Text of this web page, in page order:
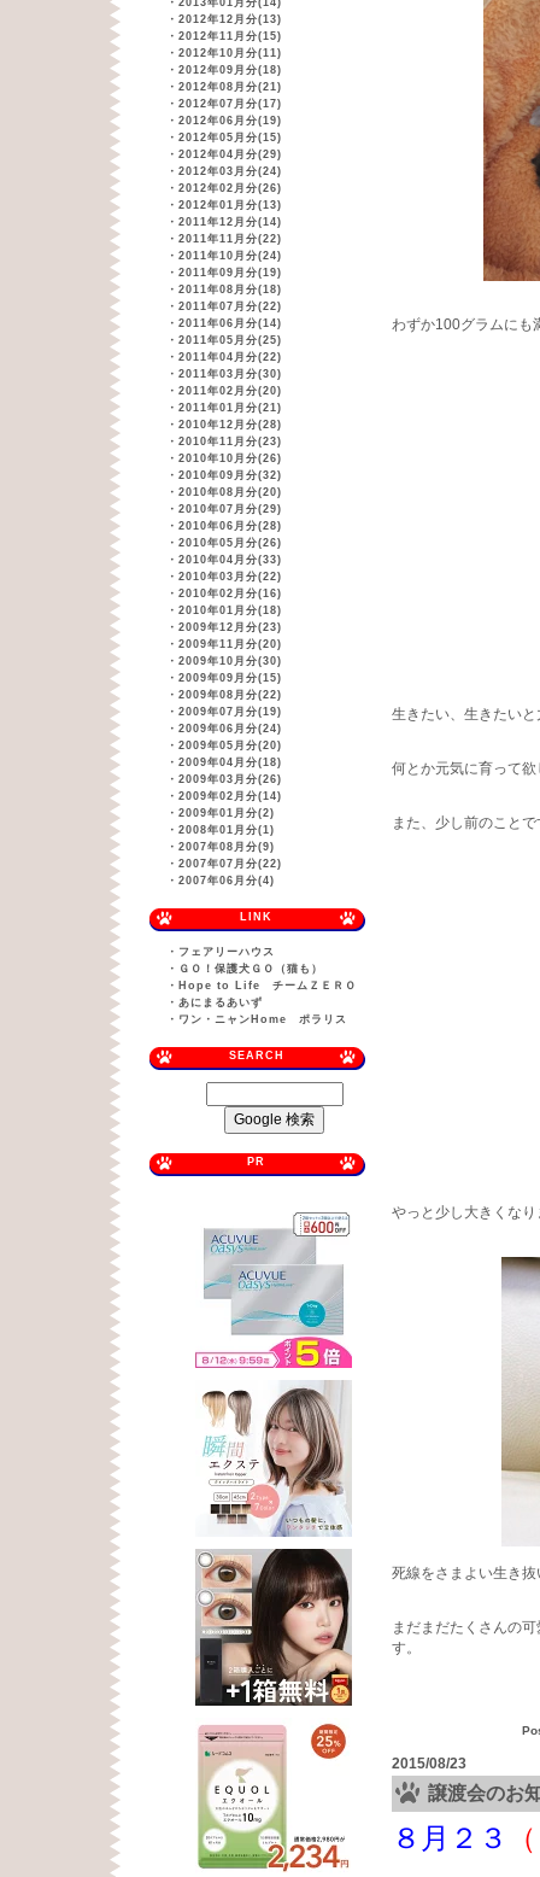
・ 2013年01月分(14)
・ 2012年12月分(13)
・ 2012年11月分(15)
・ 2012年10月分(11)
・ 2012年09月分(18)
・ 2012年08月分(21)
・ 2012年07月分(17)
・ 2012年06月分(19)
・ 2012年05月分(15)
・ 2012年04月分(29)
・ 2012年03月分(24)
・ 2012年02月分(26)
・ 2012年01月分(13)
・ 2011年12月分(14)
・ 2011年11月分(22)
・ 2011年10月分(24)
・ 2011年09月分(19)
・ 2011年08月分(18)
・ 2011年07月分(22)
・ 2011年06月分(14)
・ 2011年05月分(25)
・ 2011年04月分(22)
・ 2011年03月分(30)
・ 2011年02月分(20)
・ 2011年01月分(21)
・ 2010年12月分(28)
・ 2010年11月分(23)
・ 2010年10月分(26)
・ 2010年09月分(32)
・ 2010年08月分(20)
・ 2010年07月分(29)
・ 2010年06月分(28)
・ 2010年05月分(26)
・ 2010年04月分(33)
・ 2010年03月分(22)
・ 2010年02月分(16)
・ 2010年01月分(18)
・ 2009年12月分(23)
・ 2009年11月分(20)
・ 2009年10月分(30)
・ 2009年09月分(15)
・ 2009年08月分(22)
・ 2009年07月分(19)
・ 2009年06月分(24)
・ 2009年05月分(20)
・ 2009年04月分(18)
・ 2009年03月分(26)
・ 2009年02月分(14)
・ 2009年01月分(2)
・ 2008年01月分(1)
・ 2007年08月分(9)
・ 2007年07月分(22)
・ 2007年06月分(4)
LINK
・ フェアリーハウス
・ ＧＯ！保護犬ＧＯ（猫も）
・ Hope to Life チームＺＥＲＯ
・ あにまるあいず
・ ワン・ニャンHome ポラリス
SEARCH
PR
わずか100グラムにも
生きたい、生きたい
何とか元気に育って
また、少し前のこと
やっと少し大きくな
死線をさまよい生き
まだまだたくさんの
す。
2015/08/23
譲渡会のお
８月２３